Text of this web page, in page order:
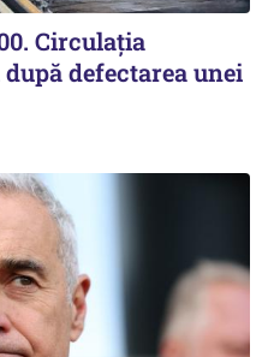
Circulația
defectarea unei